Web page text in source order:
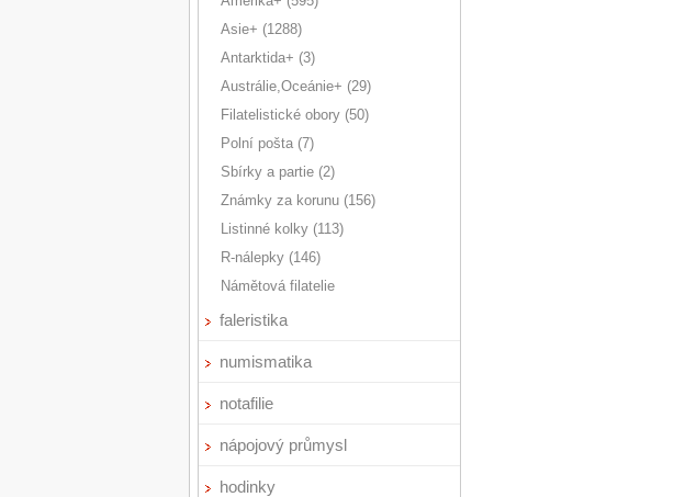
Asie+ (1288)
Antarktida+ (3)
Austrálie,Oceánie+ (29)
Filatelistické obory (50)
Polní pošta (7)
Sbírky a partie (2)
Známky za korunu (156)
Listinné kolky (113)
R-nálepky (146)
Námětová filatelie
faleristika
numismatika
notafilie
nápojový průmysl
hodinky